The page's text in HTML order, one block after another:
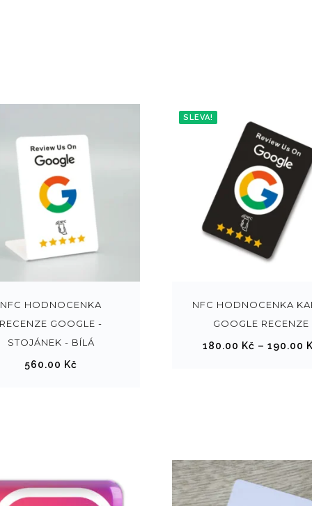
NFC HODNOCENKA
RECENZE GOOGLE -
STOJÁNEK - BÍLÁ
560.00 Kč
SLEVA!
NFC HODNOCENKA
GOOGLE RECENZE
180.00 Kč – 190.00